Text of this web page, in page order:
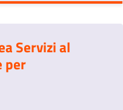
Servizi al
per